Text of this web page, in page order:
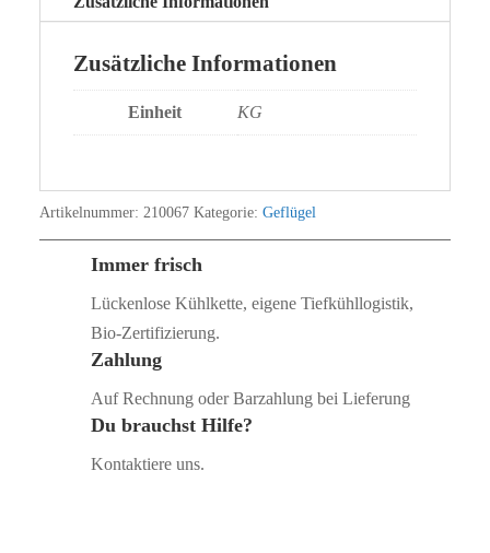
Zusätzliche Informationen
Einheit KG
Artikelnummer: 210067 Kategorie: Geflügel
Immer frisch
Lückenlose Kühlkette, eigene Tiefkühllogistik,
Bio‑Zertifizierung.
Zahlung
Auf Rechnung oder Barzahlung bei Lieferung
Du brauchst Hilfe?
Kontaktiere uns.